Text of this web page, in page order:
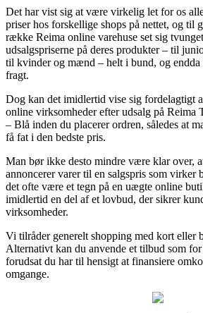
Det har vist sig at være virkelig let for os
priser hos forskellige shops på nettet, og til
række Reima online varehuse set sig
udsalgspriserne på deres produkter – til
til kvinder og mænd – helt i bund, og endda
fragt.
Dog kan det imidlertid vise sig fordelagtigt
online virksomheder efter udsalg på Reima
– Blå inden du placerer ordren, således at
få fat i den bedste pris.
Man bør ikke desto mindre være klar over,
annoncerer varer til en salgspris som virker
det ofte være et tegn på en uægte online
imidlertid en del af et lovbud, der sikrer
virksomheder.
Vi tilråder generelt shopping med kort eller
Alternativt kan du anvende et tilbud som
forudsat du har til hensigt at finansiere
omgange.